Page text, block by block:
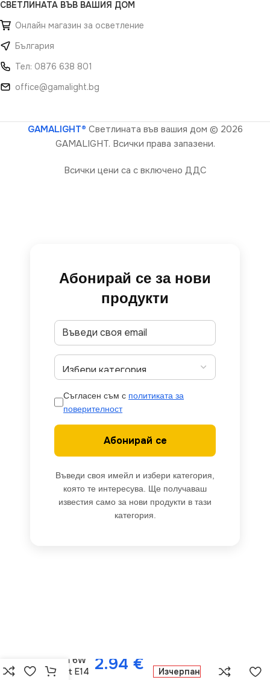
СВЕТЛИНАТА ВЪВ ВАШИЯ ДОМ
Онлайн магазин за осветление
България
Тел: 0876 638 801
office@gamalight.bg
GAMALIGHT® Светлината във вашия дом © 2026
GAMALIGHT. Всички права запазени.
Всички цени са с включено ДДС
Абонирай се за нови
продукти
Съгласен съм с политиката за
поверителност
Абонирай се
Въведи своя имейл и избери категория,
която те интересува. Ще получаваш
известия само за нови продукти в тази
категория.
Крушка 6W
Filament E14
2.94 € Изчерпан